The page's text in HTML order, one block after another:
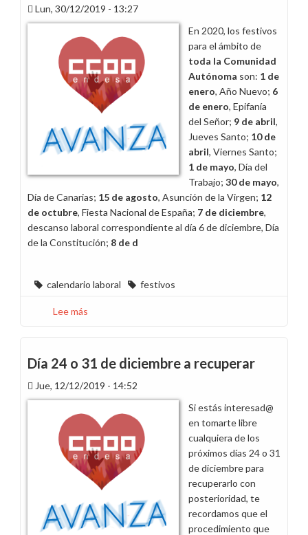
Lun, 30/12/2019 - 13:27
En 2020, los festivos
para el ámbito de
toda la Comunidad
Autónoma son: 1 de
enero, Año Nuevo; 6
de enero, Epifanía
del Señor; 9 de abril,
Jueves Santo; 10 de
abril, Viernes Santo;
1 de mayo, Día del
Trabajo; 30 de mayo,
Día de Canarias; 15 de agosto, Asunción de la Virgen; 12
de octubre, Fiesta Nacional de España; 7 de diciembre,
descanso laboral correspondiente al día 6 de diciembre, Día
de la Constitución; 8 de d
calendario laboral festivos
Lee más
en
Canarias
en
2020
Día 24 o 31 de diciembre a recuperar
Jue, 12/12/2019 - 14:52
Si estás interesad@
en tomarte libre
cualquiera de los
próximos días 24 o 31
de diciembre para
recuperarlo con
posterioridad, te
recordamos que el
procedimiento que